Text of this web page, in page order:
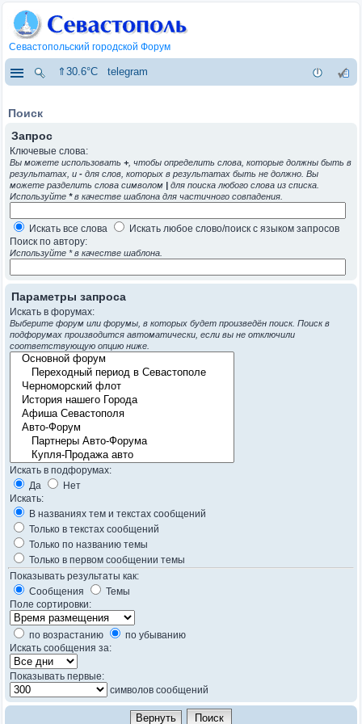
Севастопольский городской Форум
⇑30.6°C telegram
Поиск
Запрос
Ключевые слова:
Вы можете использовать +, чтобы определить слова, которые должны быть в
результатах, и - для слов, которых в результатах быть не должно. Вы
можете разделить слова символом | для поиска любого слова из списка.
Используйте *в качестве шаблона для частичного совпадения.
Искать все слова
Искать любое слово/поиск с языком запросов
Поиск по автору:
Используйте * в качестве шаблона.
Параметры запроса
Искать в форумах:
Выберите форум или форумы, в которых будет произведён поиск. Поиск в
подфорумах производится автоматически, если вы не отключили
соответствующую опцию ниже.
Искать в подфорумах:
Да
Нет
Искать:
В названиях тем и текстах сообщений
Только в текстах сообщений
Только по названию темы
Только в первом сообщении темы
Показывать результаты как:
Сообщения
Темы
Поле сортировки:
по возрастанию
по убыванию
Искать сообщения за:
Показывать первые:
символов сообщений